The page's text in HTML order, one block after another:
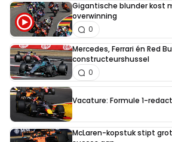
Gigantische blunder kost
overwinning
0
Mercedes, Ferrari én Red
constructeurshussel
0
Vacature: Formule 1-
McLaren-kopstuk stipt